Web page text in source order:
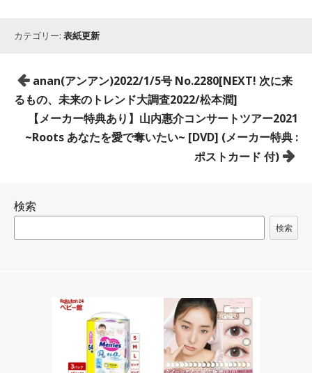
カテゴリー: 表紙更新
投
稿
ビ
ョ
anan(アンアン)2022/1/5号 No.2280[NEXT! 次に来
るもの、未来のトレンド大調査2022/松本潤]
【メーカー特典あり】山内惠介コンサートツアー2021
~Roots あなたを愛で奪いたい~ [DVD] (メーカー特典 :
ポストカード 付)
検索
検索